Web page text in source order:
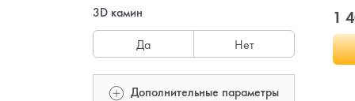
3D камин
Да
Нет
Дополнительные параметры
1